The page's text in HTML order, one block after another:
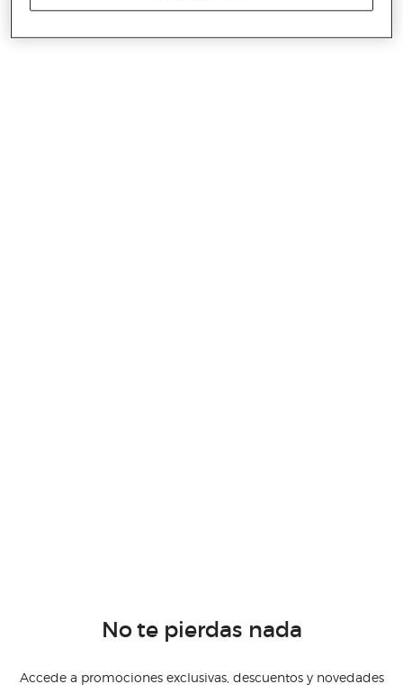
No te pierdas nada
Accede a promociones exclusivas, descuentos y novedades